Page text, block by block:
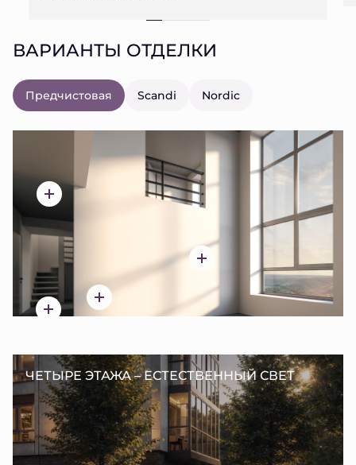
ВАРИАНТЫ ОТДЕЛКИ
Предчистовая Scandi Nordic
ЧЕТЫРЕ ЭТАЖА – ЕСТЕСТВЕННЫЙ СВЕТ